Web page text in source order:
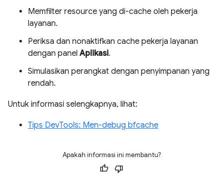
Memfilter resource yang di-cache oleh pekerja
layanan.
Periksa dan nonaktifkan cache pekerja layanan
dengan panelAplikasi.
Simulasikan perangkat dengan penyimpanan yang
rendah.
Untuk informasi selengkapnya, lihat:
Tips DevTools: Men-debug bfcache
Apakah informasi ini membantu?